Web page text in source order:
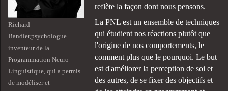
Richard
Bandler,psychologue
inventeur de la
Programmation Neuro
Linguistique, qui a permis
de modéliser et
reflète la façon dont nous pensons.
La PNL est un ensemble de techniques
qui étudient nos réactions plutôt que
l'origine de nos comportements, le
comment plus que le pourquoi. Le but
est d'améliorer la perception de soi et
des autres, de se fixer des objectifs et